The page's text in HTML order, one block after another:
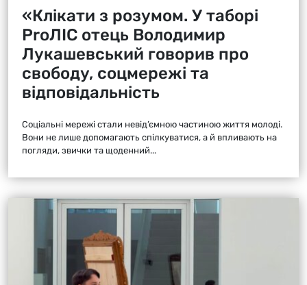
«Клікати з розумом. У таборі
ProЛІС отець Володимир
Лукашевський говорив про
свободу, соцмережі та
відповідальність
Соціальні мережі стали невід’ємною частиною життя молоді.
Вони не лише допомагають спілкуватися, а й впливають на
погляди, звички та щоденний...